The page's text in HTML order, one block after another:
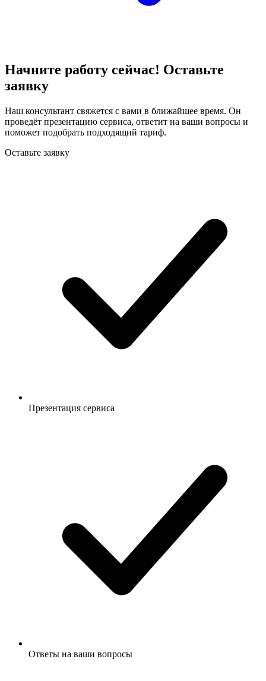
Начните работу сейчас! Оставьте
заявку
Наш консультант свяжется с вами в ближайшее время. Он
проведёт презентацию сервиса, ответит на ваши вопросы и
поможет подобрать подходящий тариф.
Оставьте заявку
Презентация сервиса
Ответы на ваши вопросы